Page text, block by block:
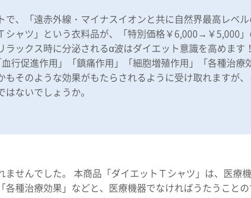
、「遠赤外線・マイナスイオンと共に自然界最高レベ
ャツ」という衣料品が、「特別価格￥6,000→￥5,000」
ックス時に分泌されるα波はダイエット意識を高めます
行促進作用」「鎮痛作用」「細胞増殖作用」「各種治
そのような効果がもたらされるように受け取れますが
ないでしょうか。
せんでした。 本商品「ダイエットＴシャツ」は、医療
種治療効果」などと、医療機器でなければうたうこと